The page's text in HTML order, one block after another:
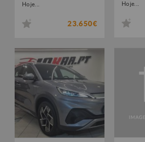
Hoje...
23.650€
Hoje...